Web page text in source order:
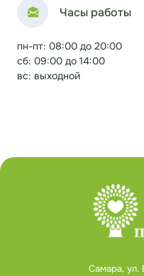
Часы работы
пн-пт: 08:00 до 20:00
сб: 09:00 до 14:00
вс: выходной
Самара, ул.